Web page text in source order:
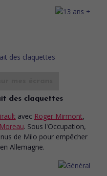
des claquettes
avec Roger Mirmont,
. Sous l'Occupation,
de Milo pour empêcher
Allemagne.